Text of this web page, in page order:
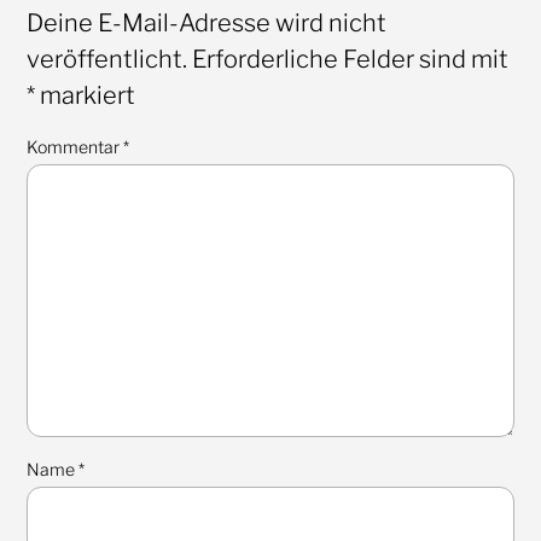
Deine E-Mail-Adresse wird nicht
veröffentlicht. Erforderliche Felder sind mit
*markiert
Kommentar*
Name*